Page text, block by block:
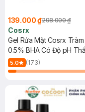
139.000 ₫298.000 ₫
Cosrx
Gel Rửa Mặt Cosrx Tràm
0.5% BHA Có Độ pH
150ml
5.0
(173)